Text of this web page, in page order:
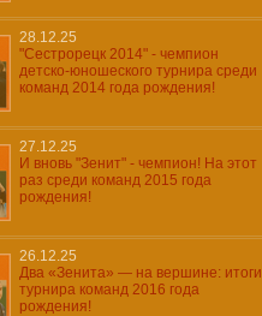
28.12.25
"Сестрорецк 2014" - чемпион
детско-юношеского турнира среди
команд 2014 года рождения!
27.12.25
И вновь "Зенит" - чемпион! На этот
раз среди команд 2015 года
рождения!
26.12.25
Два «Зенита» — на вершине: итоги
турнира команд 2016 года
рождения!